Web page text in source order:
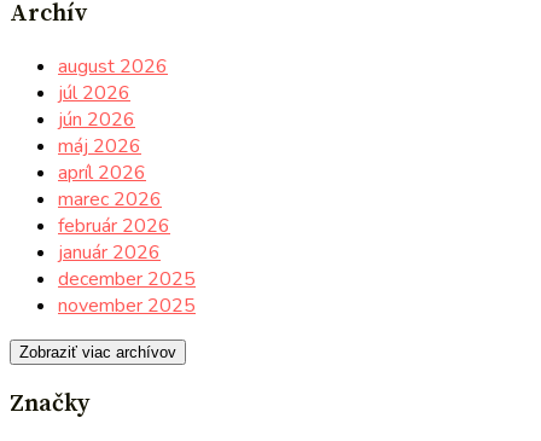
Archív
august 2026
júl 2026
jún 2026
máj 2026
apríl 2026
marec 2026
február 2026
január 2026
december 2025
november 2025
Zobraziť viac archívov
Značky